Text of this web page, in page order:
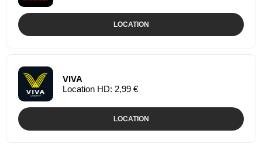
LOCATION
VIVA
Location HD: 2,99 €
LOCATION